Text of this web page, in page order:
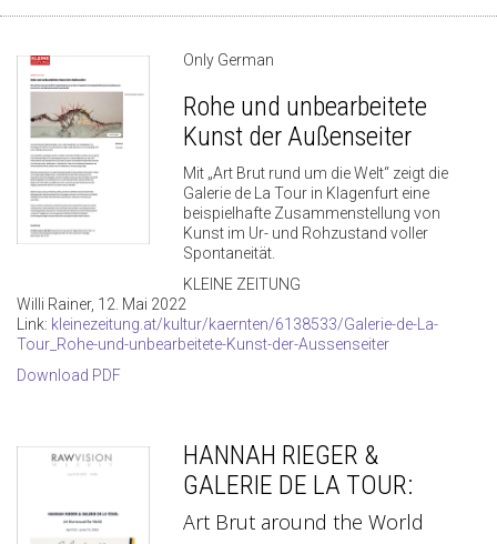
Only German
Rohe und unbearbeitete
Kunst der Außenseiter
Mit „Art Brut rund um die Welt“ zeigt die
Galerie de La Tour in Klagenfurt eine
beispielhafte Zusammenstellung von
Kunst im Ur- und Rohzustand voller
Spontaneität.
KLEINE ZEITUNG
Willi Rainer, 12. Mai 2022
Link: kleinezeitung.at/kultur/kaernten/6138533/Galerie-de-La-
Tour_Rohe-und-unbearbeitete-Kunst-der-Aussenseiter
Download PDF
HANNAH RIEGER &
GALERIE DE LA TOUR:
Art Brut around the World